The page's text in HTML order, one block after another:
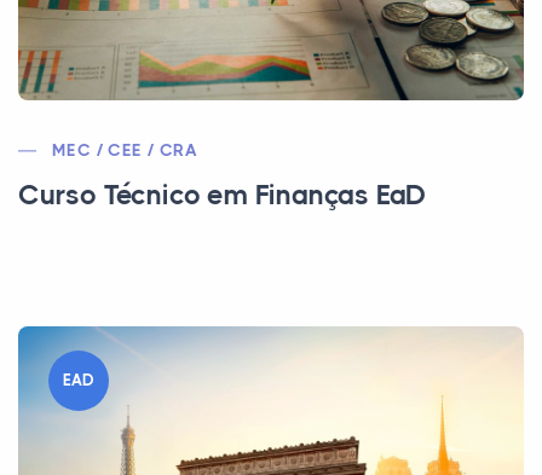
MEC / CEE / CRA
Curso Técnico em Finanças EaD
EAD